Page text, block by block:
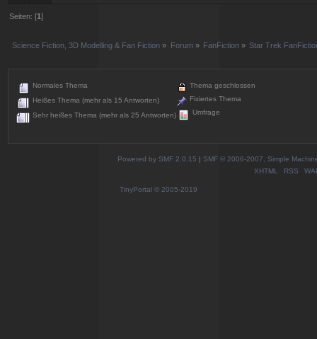
Seiten: [1]
Science Fiction, 3D Modelling & Fan Fiction » Forum» FanFiction » Star Trek
Normales Thema
Heißes Thema (mehr als 15 Antworten)
Sehr heißes Thema (mehr als 25 Antworten)
Thema geschlossen
Fixiertes Thema
Umfrage
Powered by SMF 2.0.15 | SMF © 2006-2007, Simple
XHTML
RSS
TinyPortal © 2005-2019